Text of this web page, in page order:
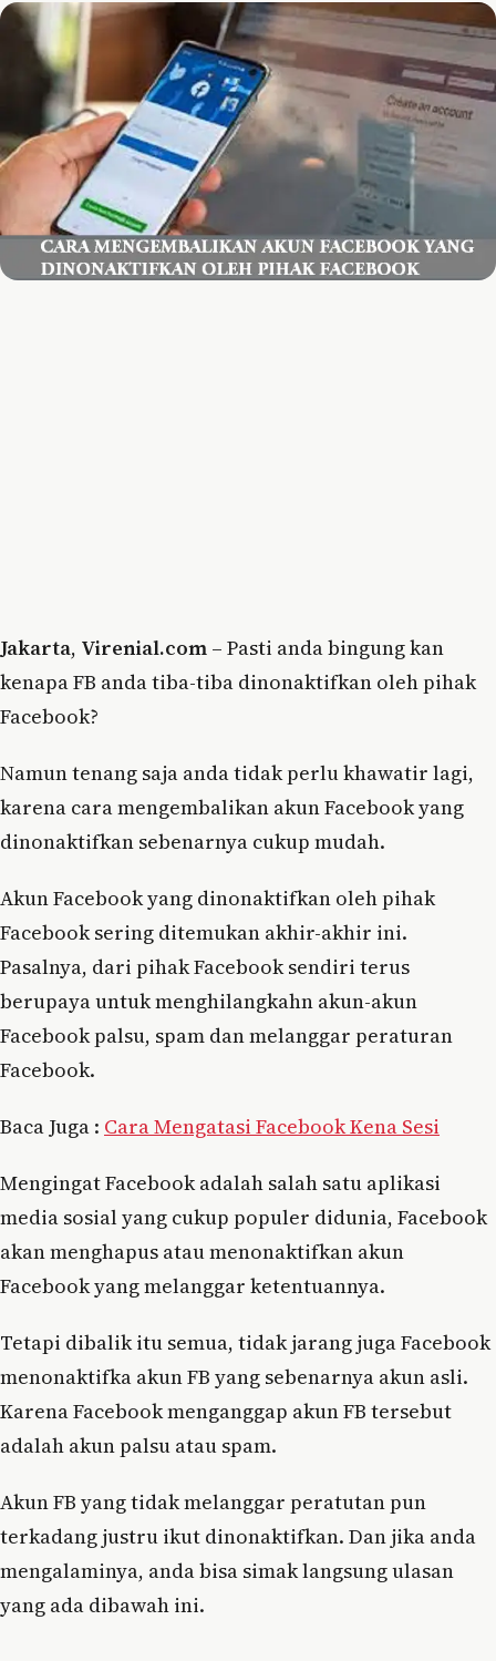
Jakarta, Virenial.com – Pasti anda bingung kan
kenapa FB anda tiba-tiba dinonaktifkan oleh pihak
Facebook?
Namun tenang saja anda tidak perlu khawatir lagi,
karena cara mengembalikan akun Facebook yang
dinonaktifkan sebenarnya cukup mudah.
Akun Facebook yang dinonaktifkan oleh pihak
Facebook sering ditemukan akhir-akhir ini.
Pasalnya, dari pihak Facebook sendiri terus
berupaya untuk menghilangkahn akun-akun
Facebook palsu, spam dan melanggar peraturan
Facebook.
Baca Juga : Cara Mengatasi Facebook Kena Sesi
Mengingat Facebook adalah salah satu aplikasi
media sosial yang cukup populer didunia, Facebook
akan menghapus atau menonaktifkan akun
Facebook yang melanggar ketentuannya.
Tetapi dibalik itu semua, tidak jarang juga Facebook
menonaktifka akun FB yang sebenarnya akun asli.
Karena Facebook menganggap akun FB tersebut
adalah akun palsu atau spam.
Akun FB yang tidak melanggar peratutan pun
terkadang justru ikut dinonaktifkan. Dan jika anda
mengalaminya, anda bisa simak langsung ulasan
yang ada dibawah ini.